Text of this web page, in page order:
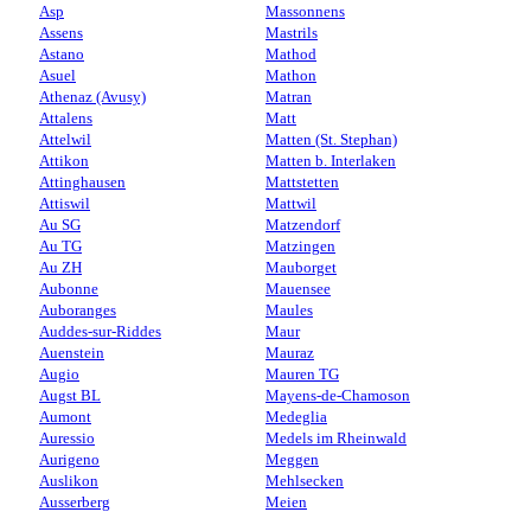
Asp
Assens
Astano
Asuel
Athenaz (Avusy)
Attalens
Attelwil
Attikon
Attinghausen
Attiswil
Au SG
Au TG
Au ZH
Aubonne
Auboranges
Auddes-sur-Riddes
Auenstein
Augio
Augst BL
Aumont
Auressio
Aurigeno
Auslikon
Ausserberg
Massonnens
Mastrils
Mathod
Mathon
Matran
Matt
Matten (St. Stephan)
Matten b. Interlaken
Mattstetten
Mattwil
Matzendorf
Matzingen
Mauborget
Mauensee
Maules
Maur
Mauraz
Mauren TG
Mayens-de-Chamoson
Medeglia
Medels im Rheinwald
Meggen
Mehlsecken
Meien